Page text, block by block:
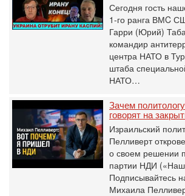
Сегодня гость
1-го ранга ВМC
Гарри (Юрий)
командир
центра НАТО в
штаба
НАТО…
Зачем
говорят на
Израильский
Пелливерт
о своем решении
партии НДИ
Подписывайтесь
Михаила